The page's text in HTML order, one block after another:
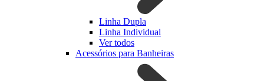
Linha Dupla
Linha Individual
Ver todos
Acessórios para Banheiras